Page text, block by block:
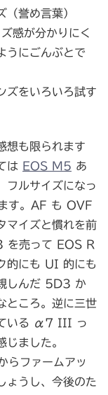
誉め言葉）
感が分かりにく
うにごんぶとで
ズをいろいろ試す
想も限られます
は EOS M5 あ
フルサイズになっ
す。AF も OVF
マイズと慣れを前
を売って EOS R
的にも UI 的にも
しんだ 5D3 か
ところ。逆に三世
ている α7 III っ
ました。
らファームアッ
ょうし、今後のた